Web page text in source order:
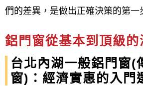
窗：鋁窗、鋁門窗、鐵窗、不銹鋼
窗、防盜氣密窗、一般氣密窗樣式
門：客製化打造您的鐵、鋁門，專
們的差異，是做出正確決策的第一
鋁門窗從基本到頂級的
台北內湖一般鋁門窗(
窗)：經濟實惠的入門